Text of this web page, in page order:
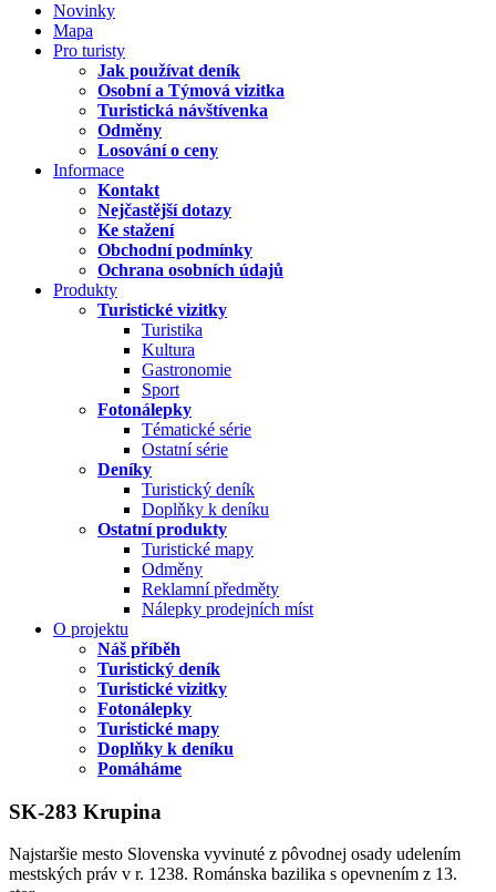
Novinky
Mapa
Pro turisty
Jak používat deník
Osobní a Týmová vizitka
Turistická návštívenka
Odměny
Losování o ceny
Informace
Kontakt
Nejčastější dotazy
Ke stažení
Obchodní podmínky
Ochrana osobních údajů
Produkty
Turistické vizitky
Turistika
Kultura
Gastronomie
Sport
Fotonálepky
Tématické série
Ostatní série
Deníky
Turistický deník
Doplňky k deníku
Ostatní produkty
Turistické mapy
Odměny
Reklamní předměty
Nálepky prodejních míst
O projektu
Náš příběh
Turistický deník
Turistické vizitky
Fotonálepky
Turistické mapy
Doplňky k deníku
Pomáháme
SK-283 Krupina
Najstaršie mesto Slovenska vyvinuté z pôvodnej osady udelením
mestských práv v r. 1238. Románska bazilika s opevnením z 13.